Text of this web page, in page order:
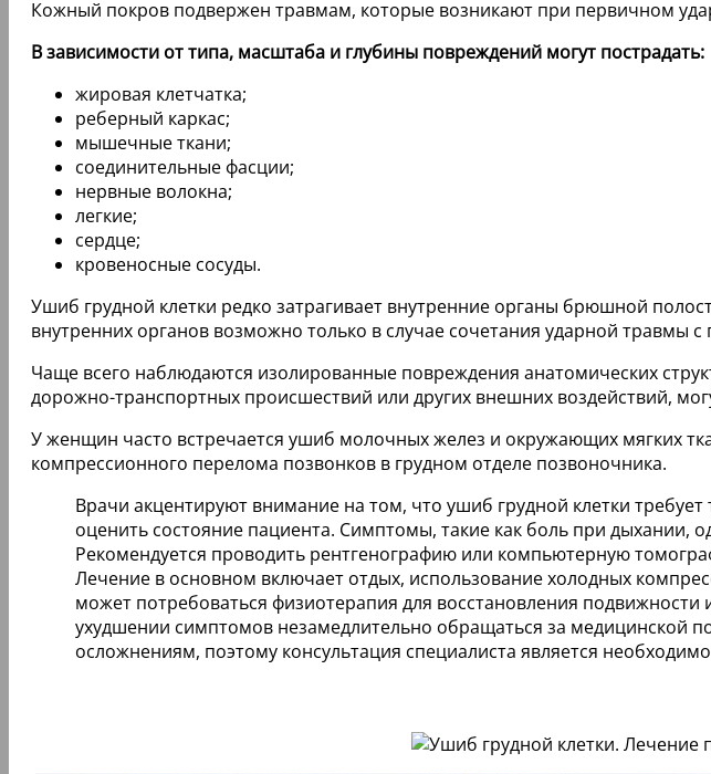
Кожный покров подвержен травмам, которые возникают при первичном
В зависимости от типа, масштаба и глубины повреждений могут пострадать:
жировая клетчатка;
реберный каркас;
мышечные ткани;
соединительные фасции;
нервные волокна;
легкие;
сердце;
кровеносные сосуды.
Ушиб грудной клетки редко затрагивает внутренние органы брюшной
внутренних органов возможно только в случае сочетания ударной
Чаще всего наблюдаются изолированные повреждения анатомических
дорожно-транспортных происшествий или других внешних воздействий,
У женщин часто встречается ушиб молочных желез и окружающих мягких
компрессионного перелома позвонков в грудном отделе позвоночника.
Врачи акцентируют внимание на том, что ушиб грудной клетки
оценить состояние пациента. Симптомы, такие как боль при дыхании,
Рекомендуется проводить рентгенографию или компьютерную
Лечение в основном включает отдых, использование холодных
может потребоваться физиотерапия для восстановления
ухудшении симптомов незамедлительно обращаться за медицинской
осложнениям, поэтому консультация специалиста является